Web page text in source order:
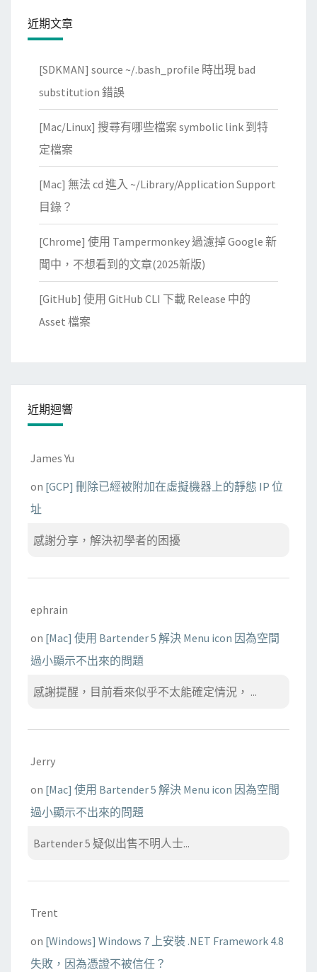
近期文章
[SDKMAN] source ~/.bash_profile 時出現 bad
substitution 錯誤
[Mac/Linux] 搜尋有哪些檔案 symbolic link 到特
定檔案
[Mac] 無法 cd 進入 ~/Library/Application Support
目錄？
[Chrome] 使用 Tampermonkey 過濾掉 Google 新
聞中，不想看到的文章(2025新版)
[GitHub] 使用 GitHub CLI 下載 Release 中的
Asset 檔案
近期迴響
James Yu
on [GCP] 刪除已經被附加在虛擬機器上的靜態 IP 位
址
感謝分享，解決初學者的困擾
ephrain
on [Mac] 使用 Bartender 5 解決 Menu icon 因為空間
過小顯示不出來的問題
感謝提醒，目前看來似乎不太能確定情況， ...
Jerry
on [Mac] 使用 Bartender 5 解決 Menu icon 因為空間
過小顯示不出來的問題
Bartender 5 疑似出售不明人士...
Trent
on [Windows] Windows 7 上安裝 .NET Framework 4.8
失敗，因為憑證不被信任？